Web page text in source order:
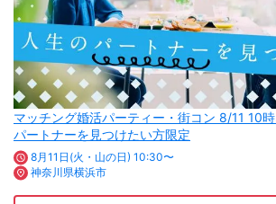
マッチング婚活パーティー・街コン 8/11 10
パートナーを見つけたい方限定
8月11日(火・山の日) 10:30〜
神奈川県横浜市